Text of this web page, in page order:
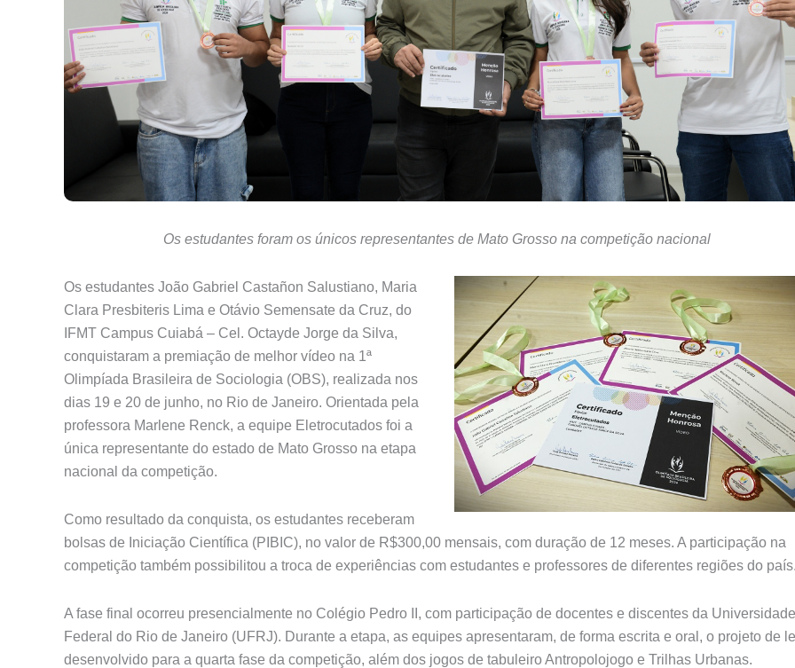
Os estudantes foram os únicos representantes de Mato Grosso na competição nacional
Os estudantes João Gabriel Castañon Salustiano, Maria
Clara Presbiteris Lima e Otávio Semensate da Cruz, do
IFMT Campus Cuiabá – Cel. Octayde Jorge da Silva,
conquistaram a premiação de melhor vídeo na 1ª
Olimpíada Brasileira de Sociologia (OBS), realizada nos
dias 19 e 20 de junho, no Rio de Janeiro. Orientada pela
professora Marlene Renck, a equipe Eletrocutados foi a
única representante do estado de Mato Grosso na etapa
nacional da competição.
Como resultado da conquista, os estudantes receberam
bolsas de Iniciação Científica (PIBIC), no valor de R$300,00 mensais, com duração de 12 meses. A participação na
competição também possibilitou a troca de experiências com estudantes e professores de diferentes regiões do
A fase final ocorreu presencialmente no Colégio Pedro II, com participação de docentes e discentes da Universidade
Federal do Rio de Janeiro (UFRJ). Durante a etapa, as equipes apresentaram, de forma escrita e oral, o projeto de
desenvolvido para a quarta fase da competição, além dos jogos de tabuleiro Antropolojogo e Trilhas Urbanas.